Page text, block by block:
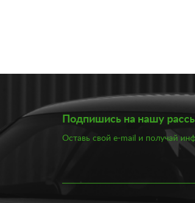
Подпишись на нашу
Оставь свой e-mail и получай